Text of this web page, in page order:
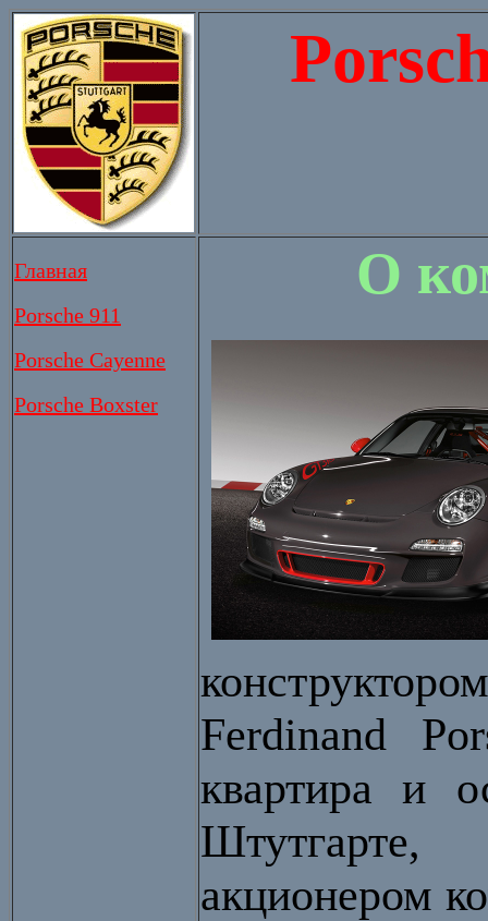
Главная
Porsche 911
Porsche Cayenne
Porsche Boxster
О
Ferdinand
квартира и
акционером